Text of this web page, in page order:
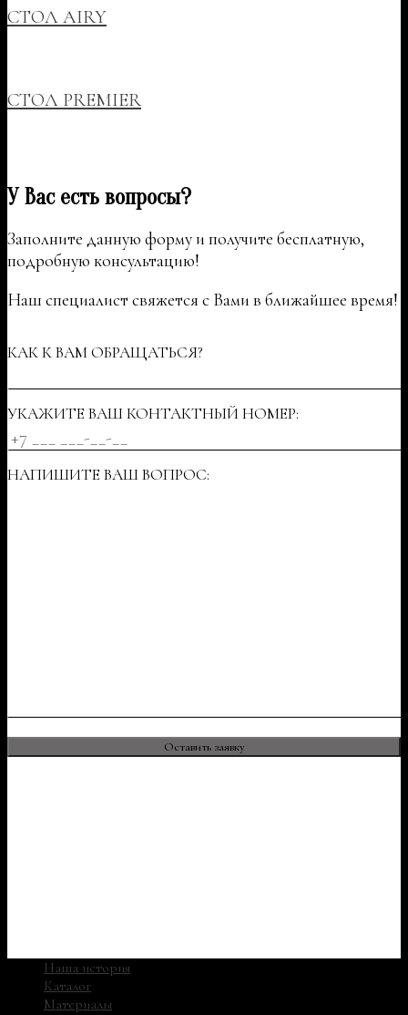
СТОЛ AIRY
СТОЛ PREMIER
У Вас есть вопросы?
Заполните данную форму и получите бесплатную,
подробную консультацию!
Наш специалист свяжется с Вами в ближайшее время!
КАК К ВАМ ОБРАЩАТЬСЯ?
УКАЖИТЕ ВАШ КОНТАКТНЫЙ НОМЕР:
НАПИШИТЕ ВАШ ВОПРОС:
Наша история
Каталог
Материалы